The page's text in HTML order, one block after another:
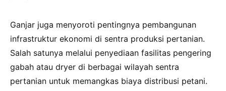
Ganjar juga menyoroti pentingnya pembangunan
infrastruktur ekonomi di sentra produksi pertanian.
Salah satunya melalui penyediaan fasilitas pengering
gabah atau dryer di berbagai wilayah sentra
pertanian untuk memangkas biaya distribusi petani.